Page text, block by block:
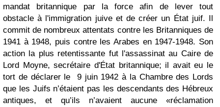
mandat britannique par la force afin de lever tout
obstacle à l'immigration juive et de créer un État juif. Il
commit de nombreux attentats contre les Britanniques de
1941 à 1948, puis contre les Arabes en 1947-1948. Son
action la plus retentissante fut l'assassinat au Caire de
Lord Moyne, secrétaire d'État britannique; il avait eu le
tort de déclarer le 9 juin 1942 à la Chambre des Lords
que les Juifs n’étaient pas les descendants des Hébreux
antiques, et qu’ils n’avaient aucune «réclamation